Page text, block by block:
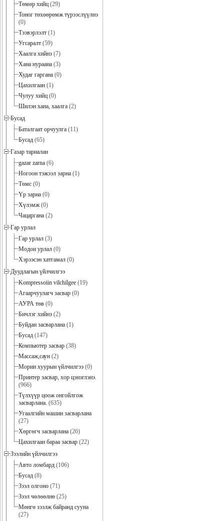
Төмөр хийц (29)
Тоног төхөөрөмж түрээслүүлнэ
(0)
Тээвэрлэлт (1)
Угсаралт (59)
Хаалга хийнэ (7)
Хана нураана (3)
Худаг гаргана (0)
Цахилгаан (1)
Чулуу хийц (0)
Шилэн хана, хаалга (2)
Бусад
Баталгаат орчуулга (11)
Бусад (65)
Газар тариалан
gazar zarna (6)
Ногоон тэжээл зарна (1)
Төмс (0)
Үр зарна (0)
Хүлэмж(0)
Чацаргана (2)
Гар урлал
Гар урлал (3)
Модон урлал (0)
Хэрээсэн хатгамал (0)
Дуудлагын үйлчилгээ
Kompressoiin vilchilgee (19)
Агаарчуулагч засвар (0)
АУРА төв (0)
Бичлэг хийнэ (2)
Буйдан засварлана (1)
Бусад (147)
Компьютер засвар (38)
Массаж,саун (2)
Морин хуурын үйлчилгээ (0)
Принтер засвар, хор цэнэглэнэ.
(966)
Түлхүүр цоож онгойлгож
засварлана. (635)
Угаалгийн машин засварлана
(27)
Хөргөгч засварлана (26)
Цахилгаан бараа засвар (22)
Зээлийн үйлчилгээ
Авто ломбард (106)
Бусад (8)
Зээл олгоно (71)
Зээл чөлөөлнө (25)
Мөнгө зээлж байранд сууна
(27)